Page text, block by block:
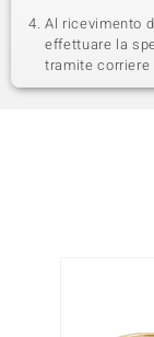
Al ricevimento
effettuare la
tramite corriere